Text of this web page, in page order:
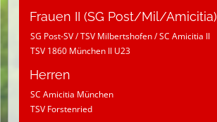
Frauen II (SG Post/Mil/Amicitia)
SG Post-SV / TSV Milbertshofen / SC Amicitia II
TSV 1860 München II U23
Herren
SC Amicitia München
TSV Forstenried